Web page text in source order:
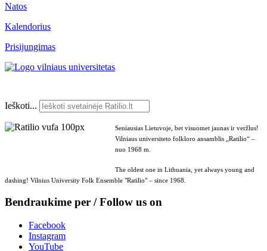
Natos
Kalendorius
Prisijungimas
Ieškoti...
Seniausias Lietuvoje, bet visuomet jaunas ir veržlus!
Vilniaus universiteto folkloro ansamblis „Ratilio“ –
nuo 1968 m.
The oldest one in Lithuania, yet always young and
dashing! Vilnius University Folk Ensemble "Ratilio" – since 1968.
Bendraukime per / Follow us on
Facebook
Instagram
YouTube